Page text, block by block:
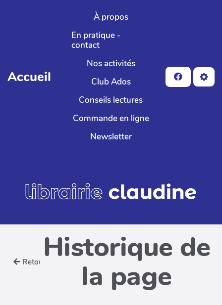
Aller au contenu principal
Accueil
À propos
En pratique -
contact
Nos activités
Club Ados
Conseils lectures
Commande en ligne
Newsletter
Retour Historique de
la page